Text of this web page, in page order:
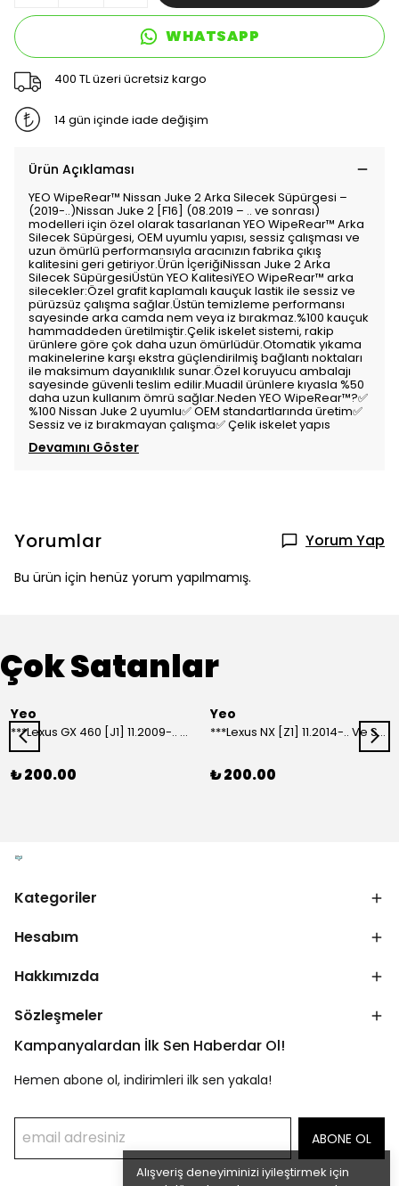
Alışveriş deneyiminizi iyileştirmek için
WHATSAPP
400 TL üzeri ücretsiz kargo
14 gün içinde iade değişim
Ürün Açıklaması
YEO WipeRear™️ Nissan Juke 2 Arka Silecek Süpürgesi –
(2019-..)Nissan Juke 2 [F16] (08.2019 – .. ve sonrası)
modelleri için özel olarak tasarlanan YEO WipeRear™️ Arka
Silecek Süpürgesi, OEM uyumlu yapısı, sessiz çalışması ve
uzun ömürlü performansıyla aracınızın fabrika çıkış
kalitesini geri getiriyor.Ürün İçeriğiNissan Juke 2 Arka
Silecek SüpürgesiÜstün YEO KalitesiYEO WipeRear™️ arka
silecekler:Özel grafit kaplamalı kauçuk lastik ile sessiz ve
pürüzsüz çalışma sağlar.Üstün temizleme performansı
sayesinde arka camda nem veya iz bırakmaz.%100 kauçuk
hammaddeden üretilmiştir.Çelik iskelet sistemi, rakip
ürünlere göre çok daha uzun ömürlüdür.Otomatik yıkama
makinelerine karşı ekstra güçlendirilmiş bağlantı noktaları
ile maksimum dayanıklılık sunar.Özel koruyucu ambalajı
sayesinde güvenli teslim edilir.Muadil ürünlere kıyasla %50
daha uzun kullanım ömrü sağlar.Neden YEO WipeRear™️?✅
%100 Nissan Juke 2 uyumlu✅ OEM standartlarında üretim✅
Sessiz ve iz bırakmayan çalışma✅ Çelik iskelet yapıs
Devamını Göster
Yorumlar Yorum Yap
Bu ürün için henüz yorum yapılmamış.
Çok Satanlar
Yeo
***Lexus GX 460 [J1] 11.2009-.. Ve Sonrası Model Yılları İçin Uyumlu Yeo Arka Silecek
₺ 200.00
Yeo
***Lexus NX [Z1] 11.2014-.. Ve Sonrası Model Yılları İçin Uyumlu Yeo Arka Silecek
₺ 200.00
Kategoriler
Hesabım
Hakkımızda
Sözleşmeler
Kampanyalardan İlk Sen Haberdar Ol!
Hemen abone ol, indirimleri ilk sen yakala!
ABONE OL